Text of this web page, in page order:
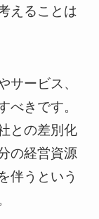
えることは
サービス、
べきです。
との差別化
の経営資源
伴うという